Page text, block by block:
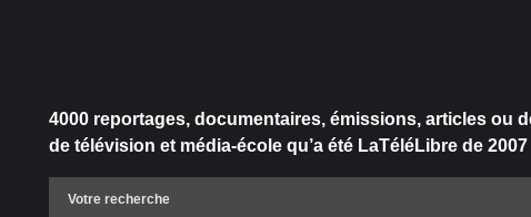
4000 reportages, documentaires, émissions, articles ou
de télévision et média-école qu’a été LaTéléLibre de 2007